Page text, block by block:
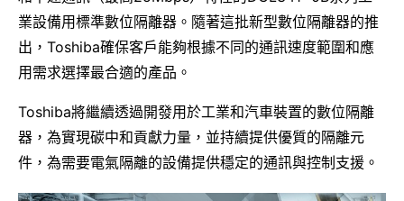
業設備用標準數位隔離器。隨著這批新型數位隔離器的推
出，Toshiba確保客戶能夠根據不同的通訊速度範圍和應
用需求選擇最合適的產品。
Toshiba將繼續透過開發用於工業和汽車裝置的數位隔離
器，為實現碳中和貢獻力量，並持續提供優質的隔離元
件，為需要電氣隔離的設備提供穩定的通訊與控制支援。